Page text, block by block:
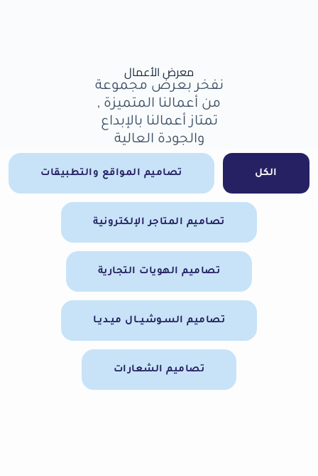
معرض الأعمال
نفخر بعرض مجموعة
من أعمالنا المتميزة ,
تمتاز أعمالنا بالإبداع
والجودة العالية
الكل تصاميم المواقع والتطبيقات
تصاميم المتاجر الإلكترونية
تصاميم الهويات التجارية
تصاميم السـوشيــال ميـديـا
تصاميم الشعارات